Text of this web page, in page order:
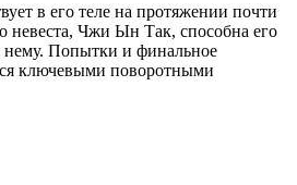
в его теле на протяжении почти
невеста, Чжи Ын Так, способна его
нему. Попытки и финальное
ключевыми поворотными